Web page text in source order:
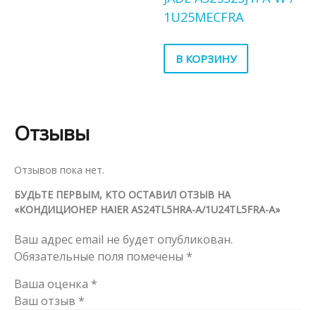
1U25MECFRA
В КОРЗИНУ
Отзывы
Отзывов пока нет.
БУДЬТЕ ПЕРВЫМ, КТО ОСТАВИЛ ОТЗЫВ НА
«КОНДИЦИОНЕР HAIER AS24TL5HRA-A/1U24TL5FRA-A»
Ваш адрес email не будет опубликован.
Обязательные поля помечены *
Ваша оценка *
Ваш отзыв *